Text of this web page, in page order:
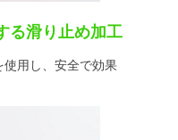
る滑り止め加工
用し、安全で効果